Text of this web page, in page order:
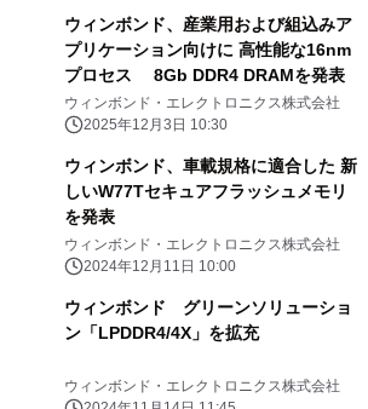
ウィンボンド、産業用および組込みア
プリケーション向けに 高性能な16nm
プロセス 8Gb DDR4 DRAMを発表
ウィンボンド・エレクトロニクス株式会社
2025年12月3日 10:30
ウィンボンド、車載規格に適合した 新
しいW77Tセキュアフラッシュメモリ
を発表
ウィンボンド・エレクトロニクス株式会社
2024年12月11日 10:00
ウィンボンド グリーンソリューショ
ン「LPDDR4/4X」を拡充
ウィンボンド・エレクトロニクス株式会社